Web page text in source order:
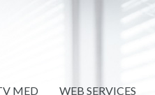
MED WEB SERVICES